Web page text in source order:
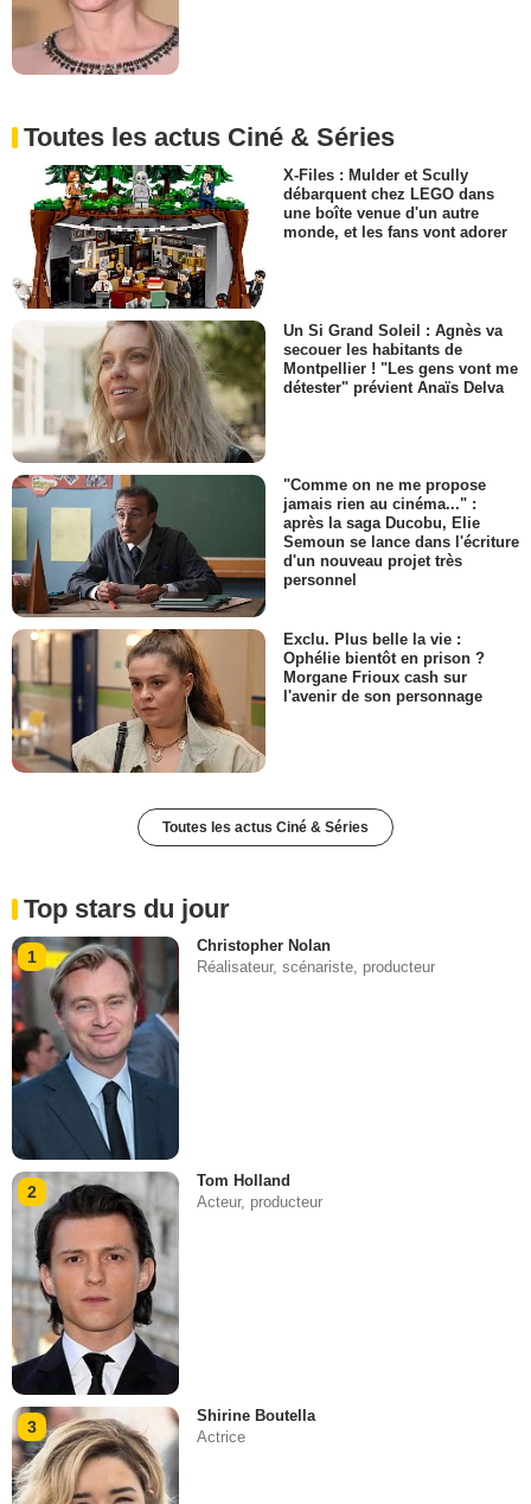
Toutes les actus Ciné & Séries
X-Files : Mulder et Scully
débarquent chez LEGO dans
une boîte venue d'un autre
monde, et les fans vont adorer
Un Si Grand Soleil : Agnès va
secouer les habitants de
Montpellier ! "Les gens vont me
détester" prévient Anaïs Delva
"Comme on ne me propose
jamais rien au cinéma..." :
après la saga Ducobu, Elie
Semoun se lance dans l'écriture
d'un nouveau projet très
personnel
Exclu. Plus belle la vie :
Ophélie bientôt en prison ?
Morgane Frioux cash sur
l'avenir de son personnage
Toutes les actus Ciné & Séries
Top stars du jour
1
Christopher Nolan
Réalisateur, scénariste, producteur
2
Tom Holland
Acteur, producteur
3
Shirine Boutella
Actrice